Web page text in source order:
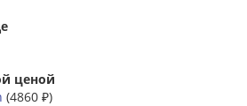
ценой
(4860 ₽)